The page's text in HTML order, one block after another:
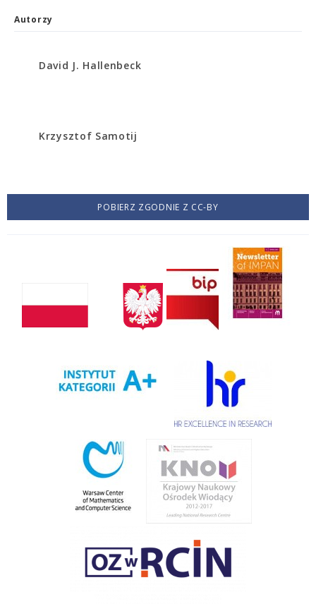
Autorzy
David J. Hallenbeck
Krzysztof Samotij
POBIERZ ZGODNIE Z CC-BY